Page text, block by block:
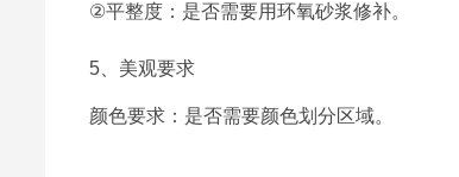
②平整度：是否需要用环氧砂浆修补。
5、美观要求
颜色要求：是否需要颜色划分区域。